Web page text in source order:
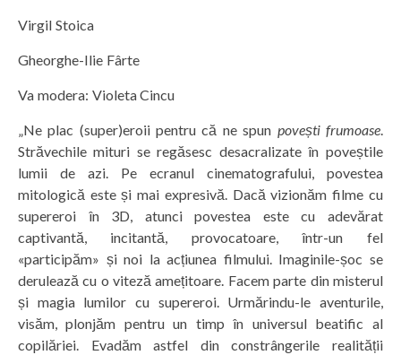
Virgil Stoica
Gheorghe-Ilie Fârte
Va modera: Violeta Cincu
„Ne plac (super)eroii pentru că ne spun povești frumoase.
Străvechile mituri se regăsesc desacralizate în poveștile
lumii de azi. Pe ecranul cinematografului, povestea
mitologică este și mai expresivă. Dacă vizionăm filme cu
supereroi în 3D, atunci povestea este cu adevărat
captivantă, incitantă, provocatoare, într-un fel
«participăm» și noi la acțiunea filmului. Imaginile-șoc se
derulează cu o viteză amețitoare. Facem parte din misterul
și magia lumilor cu supereroi. Urmărindu-le aventurile,
visăm, plonjăm pentru un timp în universul beatific al
copilăriei. Evadăm astfel din constrângerile realității